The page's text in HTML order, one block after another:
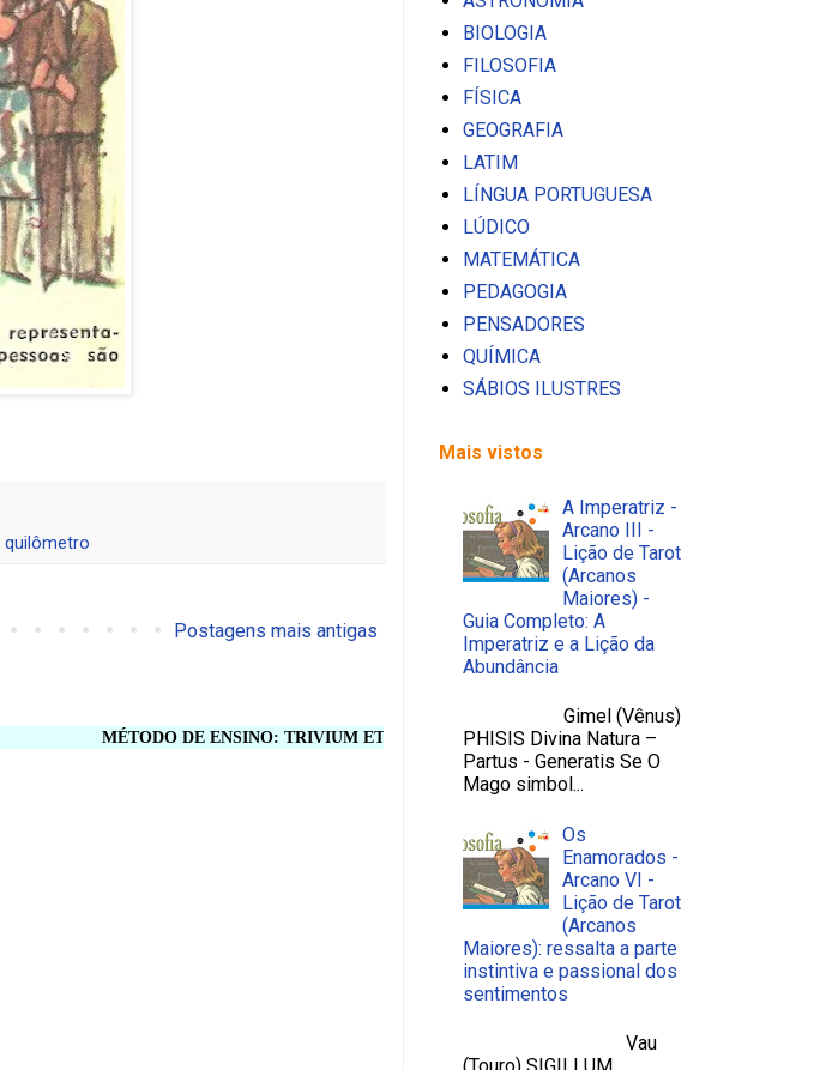
quilômetro
Postagens mais antigas
MÉTODO DE ENSINO: TRIVIUM ET QUADRIVIUM. LUDUS SCHOLA - ESCOLA COOPERATIVA
BIOLOGIA
FILOSOFIA
FÍSICA
GEOGRAFIA
LATIM
LÍNGUA PORTUGUESA
LÚDICO
MATEMÁTICA
PEDAGOGIA
PENSADORES
QUÍMICA
SÁBIOS ILUSTRES
Mais vistos
A Imperatriz -
Arcano III -
Lição de Tarot
(Arcanos
Maiores) -
Guia Completo: A
Imperatriz e a Lição da
Abundância
Gimel (Vênus)
PHISIS Divina Natura –
Partus - Generatis Se O
Mago simbol...
Os
Enamorados -
Arcano VI -
Lição de Tarot
(Arcanos
Maiores): ressalta a parte
instintiva e passional dos
sentimentos
Vau